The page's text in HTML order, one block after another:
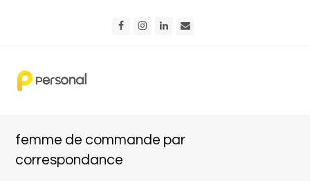
FacebookInstagram
LinkedIn
femme de commande par
correspondance